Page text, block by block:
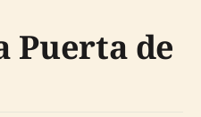
Puerta de